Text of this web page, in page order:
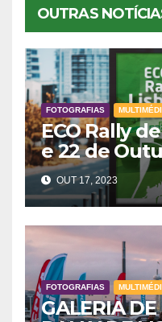
OUTRAS
FOTOGRAFIAS
ECO Rally
e 22 de
OUT 17, 2023
FOTOGRAFIAS
GALERIA DE